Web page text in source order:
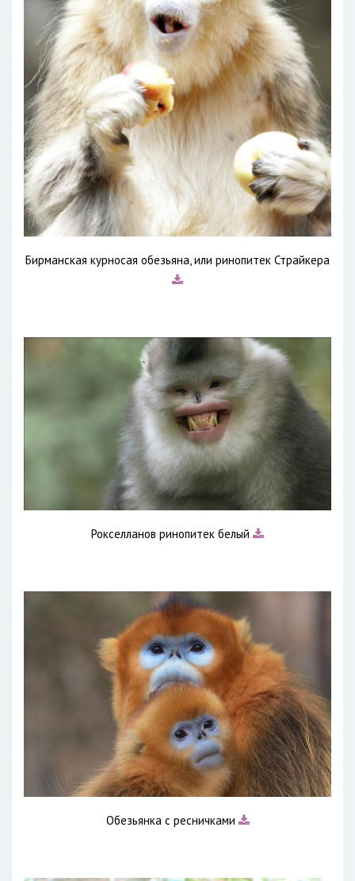
Бирманская курносая обезьяна, или ринопитек Страйкера
Рокселланов ринопитек белый
Обезьянка с ресничками